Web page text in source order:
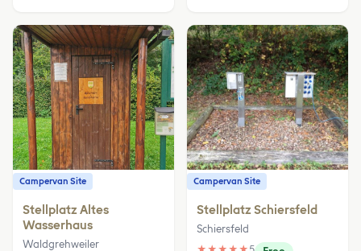
Campervan Site
Stellplatz Altes
Wasserhaus
Waldgrehweiler
Campervan Site
Stellplatz Schiersfeld
Schiersfeld